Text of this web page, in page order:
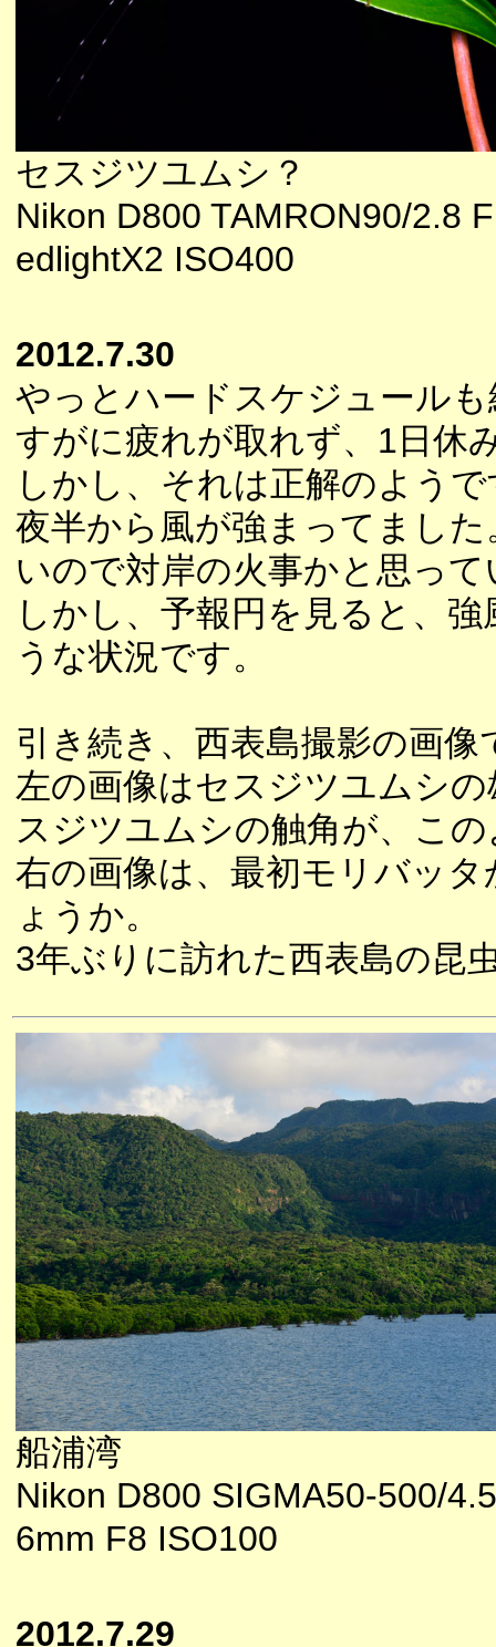
セスジツユムシ？
Nikon D800 TAMRON90/2.8
edlightX2 ISO400
2012.7.30
やっとハードスケジュール
すがに疲れが取れず、1日休
しかし、それは正解のよう
夜半から風が強まってまし
いので対岸の火事かと思っ
しかし、予報円を見ると、
うな状況です。
引き続き、西表島撮影の画像
左の画像はセスジツユムシ
スジツユムシの触角が、こ
右の画像は、最初モリバッ
ょうか。
3年ぶりに訪れた西表島の昆
船浦湾
Nikon D800 SIGMA50-500/
6mm F8 ISO100
2012.7.29